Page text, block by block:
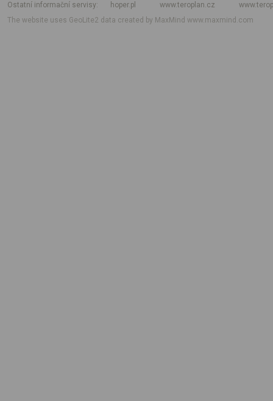
Ostatní informační servisy
hoper.pl www.teroplan.cz
The website uses GeoLite2 data created by MaxMindwww.maxmind.com